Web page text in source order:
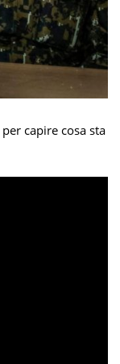
per capire cosa sta